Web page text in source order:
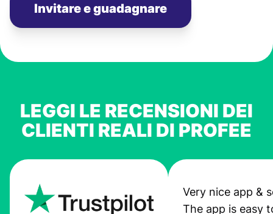
Invitare e guadagnare
LEGGI LE RECENSIONI DEI
CLIENTI REALI DI PROFEE
Very nice app &
The app is easy